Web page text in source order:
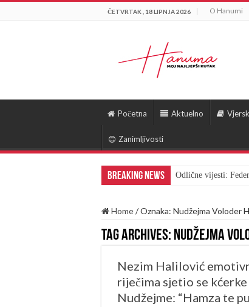
ČETVRTAK , 18 LIPNJA 2026 O Hanumi
Početna Aktuelno
Zanimljivosti
Breaking News Odlične vijesti:
Home/Oznaka: Nudžejma Voloder
Tag Archives: Nudžejma
Nezim Halilović
riječima sjetio se kćerke
Nudžejme: “Hamza te